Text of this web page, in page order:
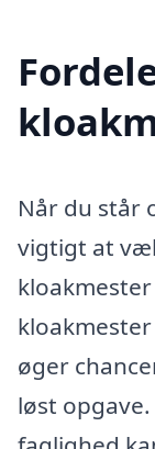
Når du står
vigtigt at
øger
løst